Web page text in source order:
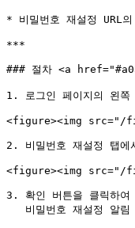
* 비밀번호 재설정 URL
***
### 절차 <a
1. 로그인 페이지의 왼쪽
<figure><img src="/
2. 비밀번호 재설정 탭에
<figure><img src="/
3. 확인 버튼을 클릭하여